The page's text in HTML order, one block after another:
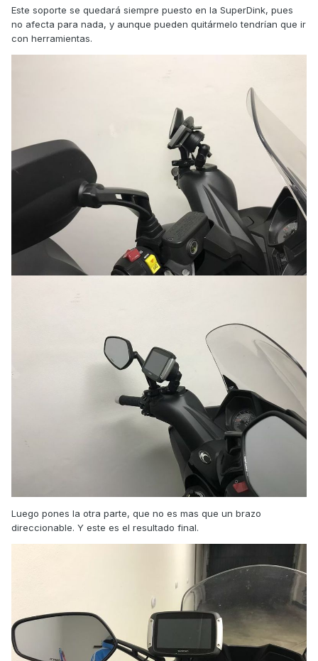
Este soporte se quedará siempre puesto en la SuperDink, pues
no afecta para nada, y aunque pueden quitármelo tendrían que ir
con herramientas.
Luego pones la otra parte, que no es mas que un brazo
direccionable. Y este es el resultado final.